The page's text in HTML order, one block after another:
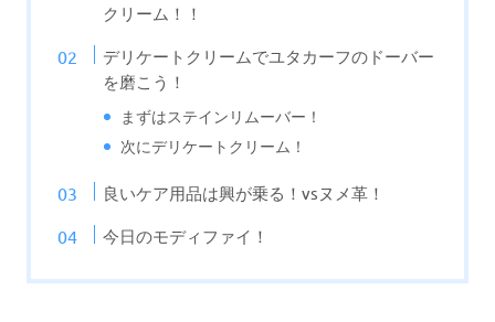
クリーム！！
デリケートクリームでユタカーフのドーバー
を磨こう！
まずはステインリムーバー！
次にデリケートクリーム！
良いケア用品は興が乗る！vsヌメ革！
今日のモディファイ！